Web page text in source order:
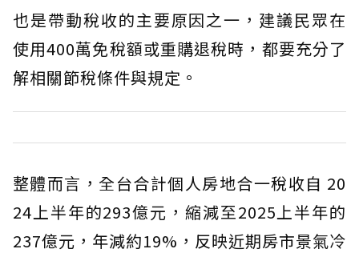
也是帶動稅收的主要原因之一，建議民眾在
使用400萬免稅額或重購退稅時，都要充分了
解相關節稅條件與規定。
整體而言，全台合計個人房地合一稅收自 20
24上半年的293億元，縮減至2025上半年的
237億元，年減約19%，反映近期房市景氣冷